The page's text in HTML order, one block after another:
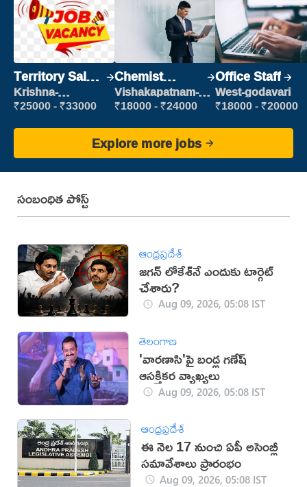
Territory Sales
Manager
Krishna-
vijayawada
₹25000 - ₹33000
Chemist
Production
Executive
Vishakapatnam-
new
₹18000 - ₹24000
Office Staff
West-godavari
₹18000 - ₹20000
Explore more jobs
సంబంధిత పోస్ట్
ఆంధ్రప్రదేశ్
జగన్ లోకేశ్‌నే ఎందుకు టార్గెట్
చేశారు?
Aug 09, 2026, 05:08 IST
తెలంగాణ
'వారణాసి'పై బండ్ల గణేష్
ఆసక్తికర వ్యాఖ్యలు
Aug 09, 2026, 05:08 IST
ఆంధ్రప్రదేశ్
ఈ నెల 17 నుంచి ఏపీ అసెంబ్లీ
సమావేశాలు ప్రారంభం
Aug 09, 2026, 05:08 IST